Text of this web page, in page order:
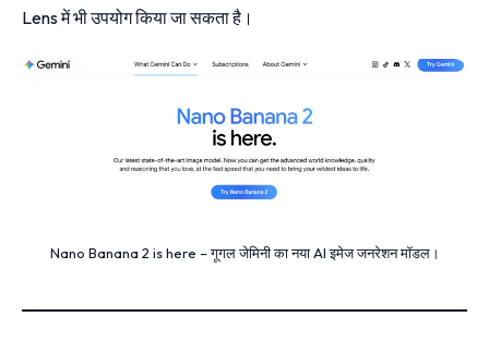
Lens में भी उपयोग किया जा सकता है।
Nano Banana 2 is here – गूगल जेमिनी का नया AI इमेज जनरेशन मॉडल।